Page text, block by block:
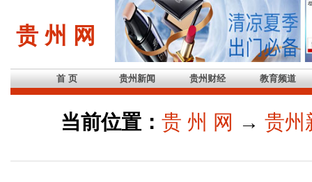
贵 州 网
首 页 贵州新闻 贵州财经 教育频道
当前位置： 贵 州 网 → 贵州